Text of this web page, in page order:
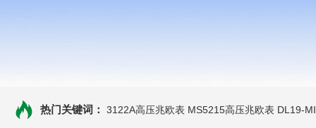
热门关键词： 3122A高压兆欧表 MS5215高压兆欧表 DL19-